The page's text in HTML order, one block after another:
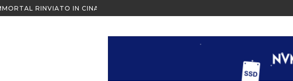
RINVIATO IN CINA ALL’ULTIMO MOMENTO